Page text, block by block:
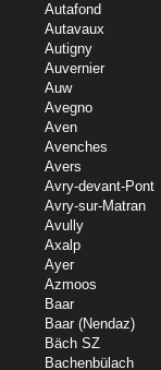
Autafond
Autavaux
Autigny
Auvernier
Auw
Avegno
Aven
Avenches
Avers
Avry-devant-Pont
Avry-sur-Matran
Avully
Axalp
Ayer
Azmoos
Baar
Baar (Nendaz)
Bäch SZ
Bachenbülach